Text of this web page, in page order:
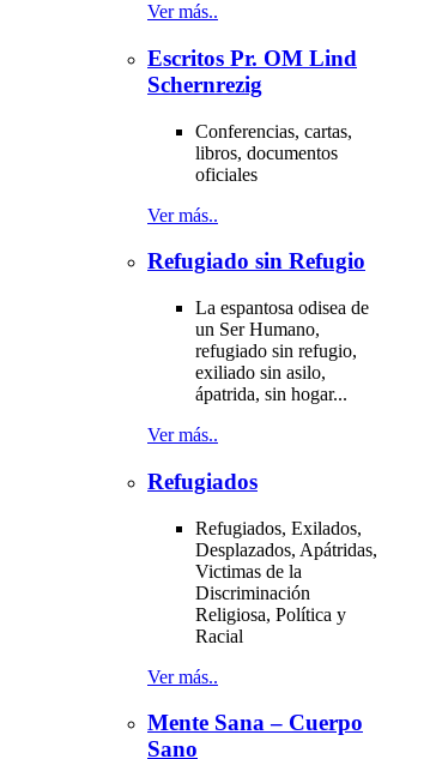
Ver más..
Escritos Pr. OM Lind
Schernrezig
Conferencias, cartas,
libros, documentos
oficiales
Ver más..
Refugiado sin Refugio
La espantosa odisea de
un Ser Humano,
refugiado sin refugio,
exiliado sin asilo,
ápatrida, sin hogar...
Ver más..
Refugiados
Refugiados, Exilados,
Desplazados, Apátridas,
Victimas de la
Discriminación
Religiosa, Política y
Racial
Ver más..
Mente Sana – Cuerpo
Sano